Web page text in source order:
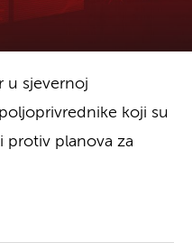
u sjevernoj
koji su
protiv planova za